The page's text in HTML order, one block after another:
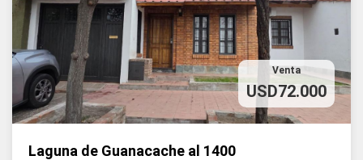
Venta
USD72.000
Laguna de Guanacache al 1400